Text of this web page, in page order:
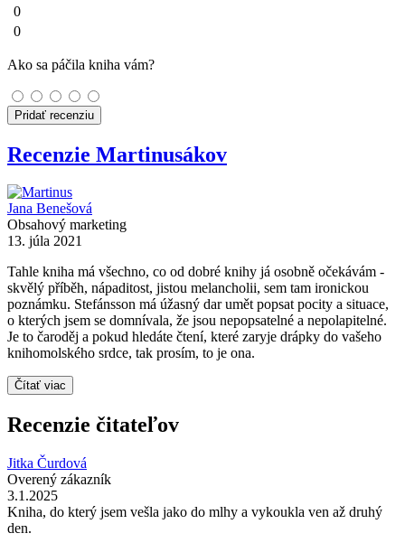
0
0
Ako sa páčila kniha vám?
Pridať recenziu
Recenzie Martinusákov
Jana Benešová
Obsahový marketing
13. júla 2021
Tahle kniha má všechno, co od dobré knihy já osobně očekávám -
skvělý příběh, nápaditost, jistou melancholii, sem tam ironickou
poznámku. Stefánsson má úžasný dar umět popsat pocity a situace,
o kterých jsem se domnívala, že jsou nepopsatelné a nepolapitelné.
Je to čaroděj a pokud hledáte čtení, které zaryje drápky do vašeho
knihomolského srdce, tak prosím, to je ona.
Čítať viac
Recenzie čitateľov
Jitka Čurdová
Overený zákazník
3.1.2025
Kniha, do který jsem vešla jako do mlhy a vykoukla ven až druhý
den.